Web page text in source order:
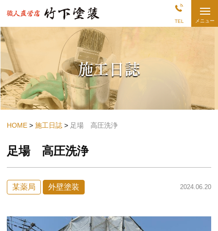
熊
長
洲・
荒
尾
の
外
壁
塗
装
店
竹
装
TEL メニュー
施工日誌
HOME 施工日誌 足場 高圧洗浄
足場 高圧洗浄
某薬局 外壁塗装 2024.06.20